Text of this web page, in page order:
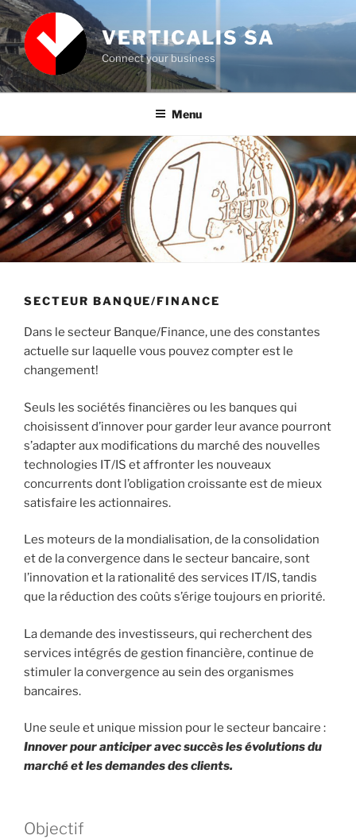
Aller
au
contenu
principal
VERTICALIS SA
Connect your business
Menu
SECTEUR BANQUE/FINANCE
Dans le secteur Banque/Finance, une des constantes
actuelle sur laquelle vous pouvez compter est le
changement!
Seuls les sociétés financières ou les banques qui
choisissent d’innover pour garder leur avance pourront
s’adapter aux modifications du marché des nouvelles
technologies IT/IS et affronter les nouveaux
concurrents dont l’obligation croissante est de mieux
satisfaire les actionnaires.
Les moteurs de la mondialisation, de la consolidation
et de la convergence dans le secteur bancaire, sont
l’innovation et la rationalité des services IT/IS, tandis
que la réduction des coûts s’érige toujours en priorité.
La demande des investisseurs, qui recherchent des
services intégrés de gestion financière, continue de
stimuler la convergence au sein des organismes
bancaires.
Une seule et unique mission pour le secteur bancaire :
Innover pour anticiper avec succès les évolutions du
marché et les demandes des clients.
Objectif